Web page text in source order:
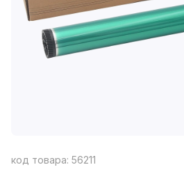
код товара: 56211